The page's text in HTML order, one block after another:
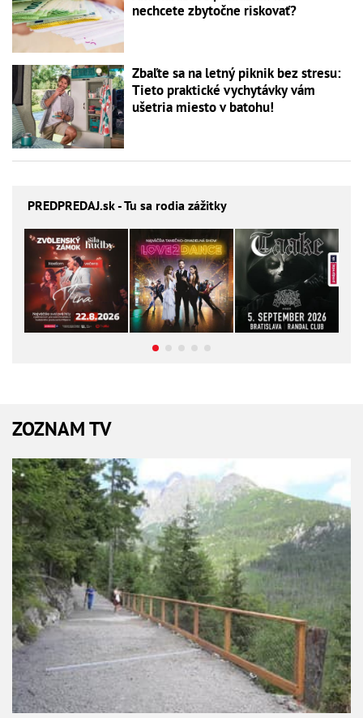
nechcete zbytočne riskovať?
Zbaľte sa na letný piknik bez stresu:
Tieto praktické vychytávky vám
ušetria miesto v batohu!
PREDPREDAJ.sk - Tu sa rodia zážitky
ZOZNAM TV